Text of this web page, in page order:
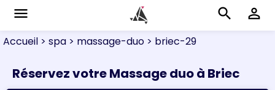
menu search perm_identity
Accueil > spa > massage-duo > briec-29
Réservez votre Massage duo à Briec